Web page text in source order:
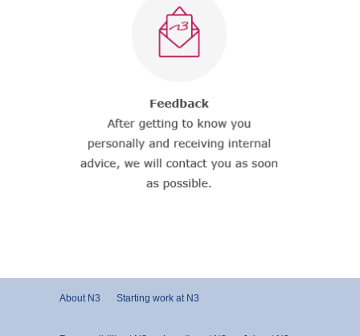
About N3 Starting work at N3